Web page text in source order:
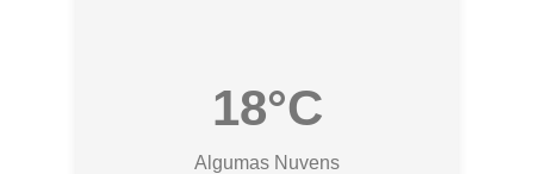
18°C
Algumas Nuvens